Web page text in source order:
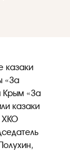
казаки
«За
Крым «За
казаки
ХКО